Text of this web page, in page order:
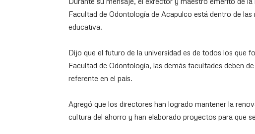
Facultad de Odontología de Acapulco está dentro de
educativa.
Dijo que el futuro de la universidad es de todos los que
Facultad de Odontología, las demás facultades deben
referente en el país.
Agregó que los directores han logrado mantener la
cultura del ahorro y han elaborado proyectos para que